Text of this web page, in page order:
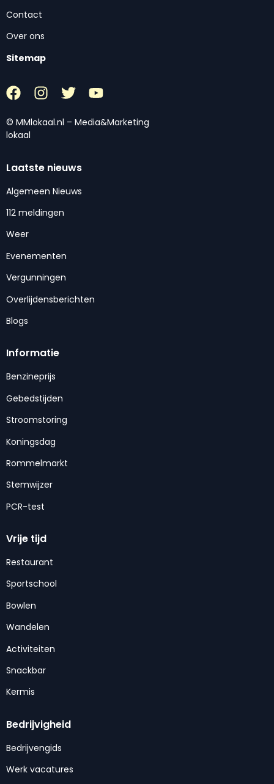
Contact
Over ons
Sitemap
© MMlokaal.nl – Media&Marketing
lokaal
Laatste nieuws
Algemeen Nieuws
112 meldingen
Weer
Evenementen
Vergunningen
Overlijdensberichten
Blogs
Informatie
Benzineprijs
Gebedstijden
Stroomstoring
Koningsdag
Rommelmarkt
Stemwijzer
PCR-test
Vrije tijd
Restaurant
Sportschool
Bowlen
Wandelen
Activiteiten
Snackbar
Kermis
Bedrijvigheid
Bedrijvengids
Werk vacatures